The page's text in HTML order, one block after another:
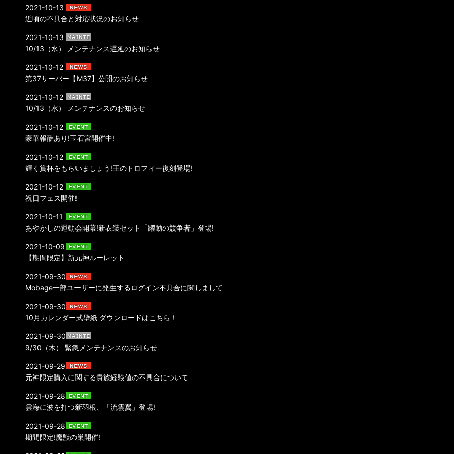
近頃の不具合と対応状況のお知らせ
2021-10-13
10/13（水） メンテナンス遅延のお知らせ
2021-10-13
第37サーバー【M37】公開のお知らせ
2021-10-12
10/13（水） メンテナンスのお知らせ
2021-10-12
豪華報酬あり!玉石宮開催中!
2021-10-12
輝く賞杯をもらいましょう!王のトロフィー復刻登場!
2021-10-12
祝日フェス開催!
2021-10-12
あやかしの運動会開幕!新衣装セット「躍動の競争者」登場!
2021-10-11
【期間限定】新元神ルーレット
2021-10-09
Mobage一部ユーザーに発生するログイン不具合に関しまして
2021-09-30
10月カレンダー式壁紙 ダウンロードはこちら！
2021-09-30
9/30（木） 緊急メンテナンスのお知らせ
2021-09-30
元神限定購入に関する貴族経験値の不具合について
2021-09-29
雲海に波を打つ新羽根、「流雲翼」登場!
2021-09-28
期間限定!魔獣の巣開催!
2021-09-28